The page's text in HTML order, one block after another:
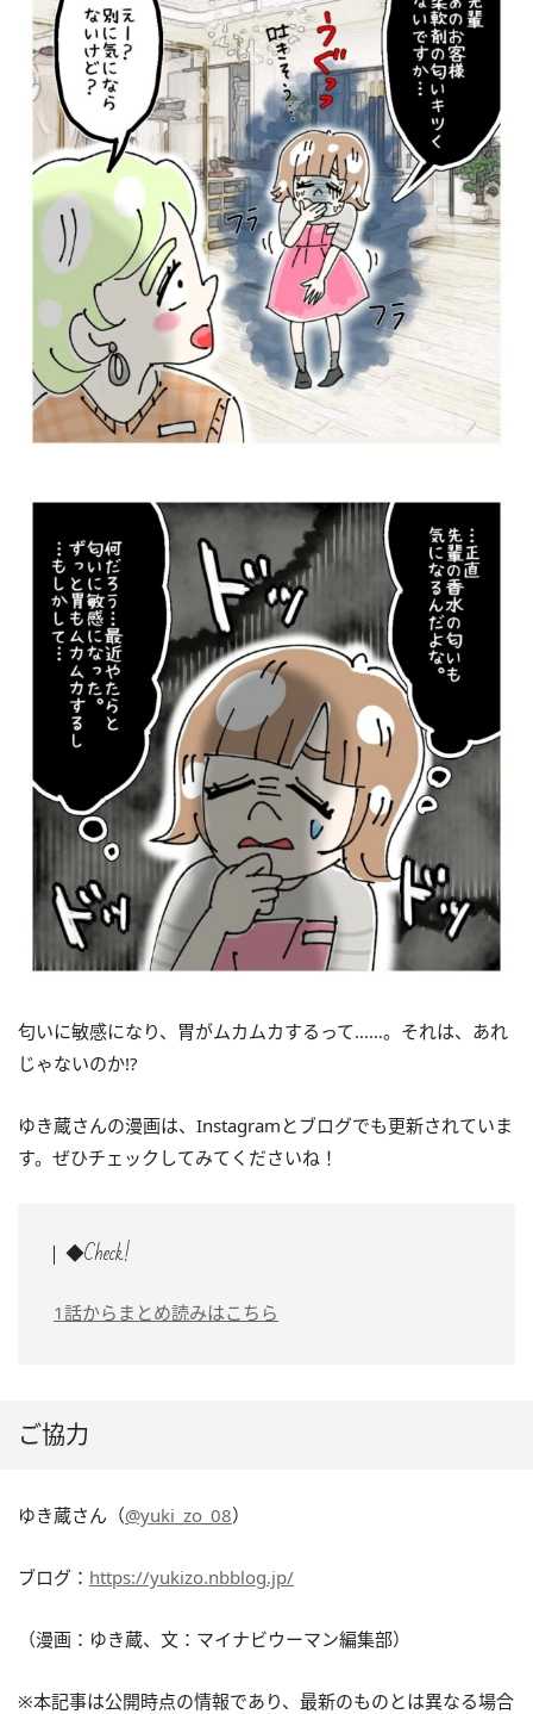
匂いに敏感になり、胃がムカムカするって……。それは、あれ
じゃないのか!?
ゆき蔵さんの漫画は、Instagramとブログでも更新されていま
す。ぜひチェックしてみてくださいね！
◆Check!
1話からまとめ読みはこちら
ご協力
ゆき蔵さん（@yuki_zo_08）
ブログ： https://yukizo.nbblog.jp/
（漫画：ゆき蔵、文：マイナビウーマン編集部）
※本記事は公開時点の情報であり、最新のものとは異なる場合